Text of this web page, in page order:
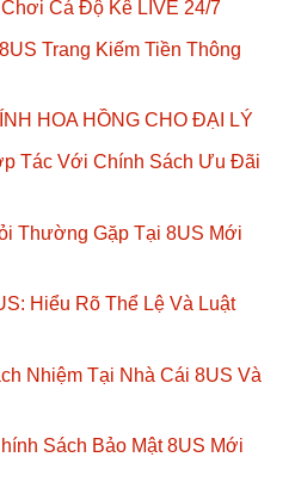
Cá Độ Kê LIVE 24/7
Trang Kiếm Tiền Thông
HOA HỒNG CHO ĐẠI LÝ
Tác Với Chính Sách Ưu Đãi
Thường Gặp Tại 8US Mới
Hiểu Rõ Thể Lệ Và Luật
Nhiệm Tại Nhà Cái 8US Và
Sách Bảo Mật 8US Mới